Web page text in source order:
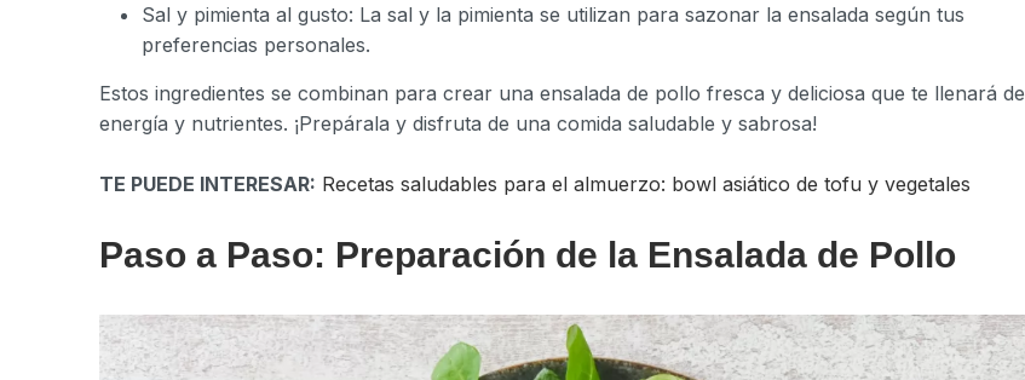
Sal y pimienta al gusto: La sal y la pimienta se utilizan para sazonar la ensalada según tus
preferencias personales.
Estos ingredientes se combinan para crear una ensalada de pollo fresca y deliciosa que te llenará de
energía y nutrientes. ¡Prepárala y disfruta de una comida saludable y sabrosa!
TE PUEDE INTERESAR: Recetas saludables para el almuerzo: bowl asiático de tofu y vegetales
Paso a Paso: Preparación de la Ensalada de Pollo